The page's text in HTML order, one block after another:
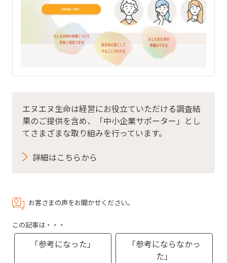
エヌエヌ生命は経営にお役立ていただける調査結
果のご提供を含め、「中小企業サポーター」とし
てさまざまな取り組みを行っています。
詳細はこちらから
お客さまの声をお聞かせください。
この記事は・・・
「参考になった」
「参考にならなかっ
た」